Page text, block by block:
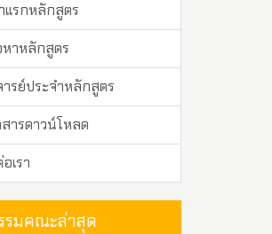
แรกหลักสูตร
หาหลักสูตร
ารย์ประจำหลักสูตร
ารดาวน์โหลด
เรา
รมคณะล่าสุด